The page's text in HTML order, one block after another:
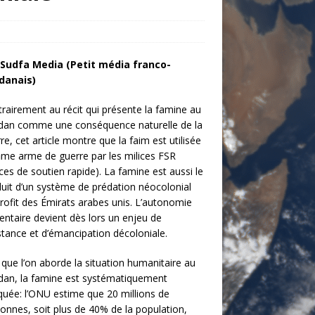
Media (Petit média franco-
au récit qui présente la famine au
comme une conséquence naturelle de la
cet article montre que la faim est utilisée
arme de guerre par les milices FSR
de soutien rapide). La famine est aussi le
d’un système de prédation néocolonial
des Émirats arabes unis. L’autonomie
devient dès lors un enjeu de
et d’émancipation décoloniale.
l’on aborde la situation humanitaire au
la famine est systématiquement
l’ONU estime que 20 millions de
soit plus de 40% de la population,